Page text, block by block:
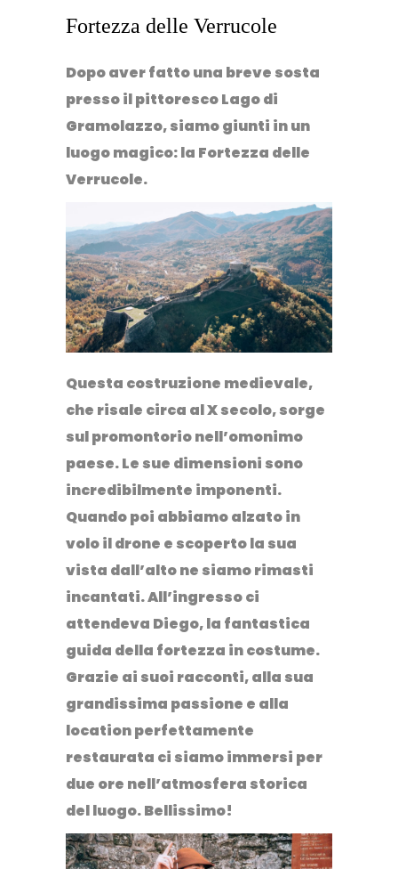
Fortezza delle Verrucole
Dopo aver fatto una breve sosta
presso il pittoresco Lago di
Gramolazzo, siamo giunti in un
luogo magico:la Fortezza delle
Verrucole.
Questa costruzione medievale,
che risale circa al X secolo, sorge
sul promontorio nell’omonimo
paese. Le sue dimensioni sono
incredibilmente imponenti.
Quando poi abbiamo alzato in
volo il drone e scoperto la sua
vista dall’alto ne siamo rimasti
incantati. All’ingresso ci
attendeva Diego, la fantastica
guida della fortezza in costume.
Grazie ai suoi racconti, alla sua
grandissima passione e alla
location perfettamente
restaurata ci siamo immersi per
due ore nell’atmosfera storica
del luogo. Bellissimo!